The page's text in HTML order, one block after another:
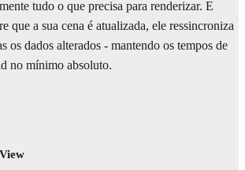
tudo o que precisa para renderizar. E
que a sua cena é atualizada, ele ressincroniza
os dados alterados - mantendo os tempos de
no mínimo absoluto.